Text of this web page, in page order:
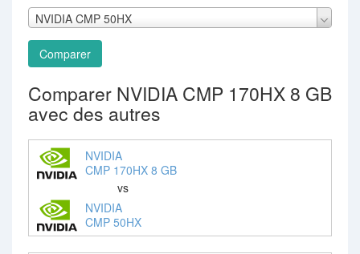
NVIDIA CMP 50HX
Comparer
Comparer NVIDIA CMP 170HX 8 GB
avec des autres
NVIDIA
CMP 170HX 8 GB
vs
NVIDIA
CMP 50HX